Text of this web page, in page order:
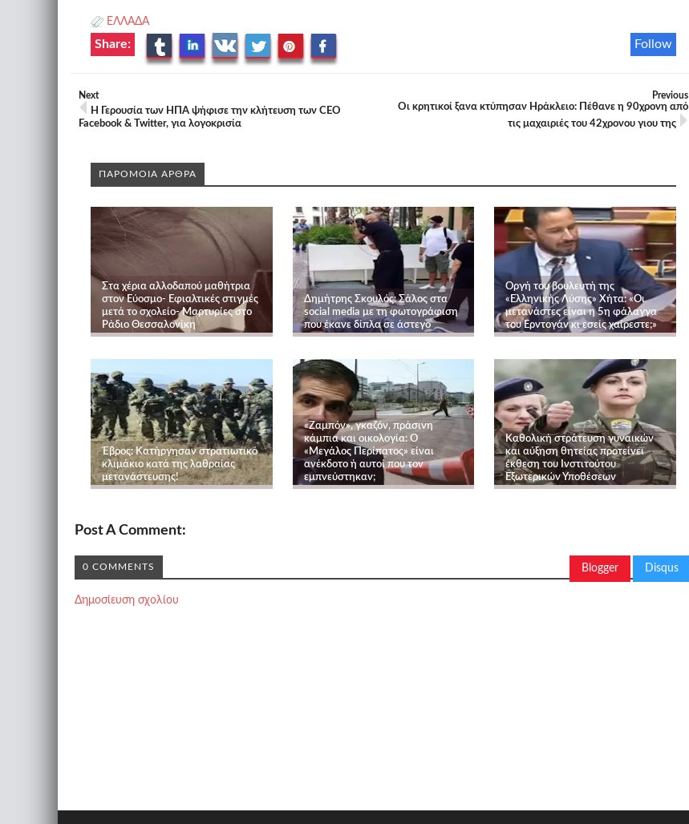
ΕΛΛΑΔΑ
Follow
Share:
Next
Η Γερουσία των ΗΠΑ ψήφισε την κλήτευση των CEO
Facebook & Twitter, για λογοκρισία
Previous
Οι κρητικοί ξανα κτύπησαν Ηράκλειο: Πέθανε η 90χρονη από
τις μαχαιριές του 42χρονου γιου της
ΠΑΡΟΜΟΙΑ ΑΡΘΡΑ
Στα χέρια αλλοδαπού μαθήτρια
στον Εύοσμο- Εφιαλτικές στιγμές
μετά το σχολείο- Μαρτυρίες στο
Ράδιο Θεσσαλονίκη
Δημήτρης Σκουλός: Σάλος στα
social media με τη φωτογράφιση
που έκανε δίπλα σε άστεγο
Οργή του βουλευτή της
«Ελληνικής Λύσης» Χήτα: «Οι
μετανάστες είναι η 5η φάλαγγα
του Ερντογάν κι εσείς χαίρεστε;»
Έβρος: Κατήργησαν στρατιωτικό
κλιμάκιο κατά της λαθραίας
μετανάστευσης!
«Ζαμπόν», γκαζόν, πράσινη
κάμπια και οικολογία: Ο
«Μεγάλος Περίπατος» είναι
ανέκδοτο ή αυτοί που τον
εμπνεύστηκαν;
Καθολική στράτευση γυναικών
και αύξηση θητείας προτείνει
έκθεση του Ινστιτούτου
Εξωτερικών Υποθέσεων
Post A Comment:
Blogger Disqus
0 COMMENTS
Δημοσίευση σχολίου